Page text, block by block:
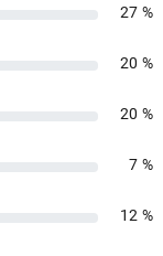
27 %
20 %
20 %
7 %
12 %